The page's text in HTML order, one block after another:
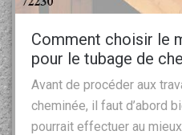
Comment choisir le
pour le tubage de
Avant de procéder aux
cheminée, il faut d’abord
pourrait effectuer au